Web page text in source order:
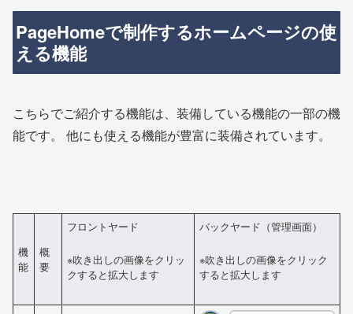
PageHomeで制作するホームページの使
える機能
こちらでご紹介する機能は、装備している機能の一部の機
能です。 他にも使える機能が豊富に装備されています。
機
能
概
要
フロントヤード
※吹き出しの画像をクリッ
クすると拡大します
バックヤード（管理画面）
※吹き出しの画像をクリック
すると拡大します